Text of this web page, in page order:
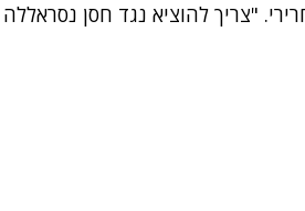
"צריך להוציא נגד חסן נסראללה